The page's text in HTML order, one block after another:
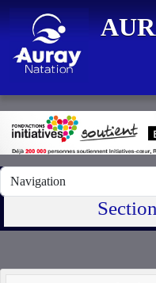
Panneau de gestion des cookies